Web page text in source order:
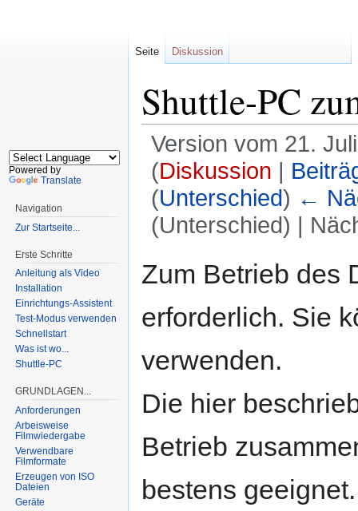
Shuttle-PC
Version vom 21.
(Diskussion |
(Unterschied) ←
(Unterschied) |
Navigation
Suche
Zum Betrieb des
erforderlich. Sie
verwenden.
Die hier
Betrieb
bestens geeignet.
Seite Diskussion
Powered by
Translate
Navigation
Zur Startseite...
Erste Schritte
Anleitung als Video
Installation
Einrichtungs-Assistent
Test-Modus verwenden
Schnellstart
Was ist wo...
Shuttle-PC
GRUNDLAGEN...
Anforderungen
Arbeisweise
Filmwiedergabe
Verwendbare
Filmformate
Erzeugen von ISO
Dateien
Geräte